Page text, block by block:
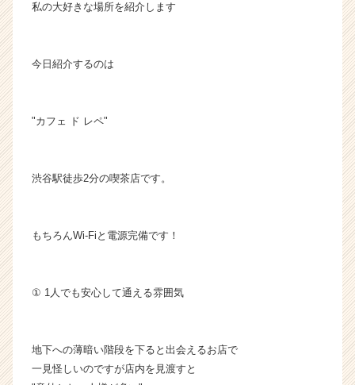
私の大好きな場所を紹介します
今日紹介するのは
"カフェ ド レペ"
渋谷駅徒歩2分の喫茶店です。
もちろんWi-Fiと電源完備です！
① 1人でも安心して通える雰囲気
地下への薄暗い階段を下ると出会えるお店で
一見怪しいのですが店内を見渡すと